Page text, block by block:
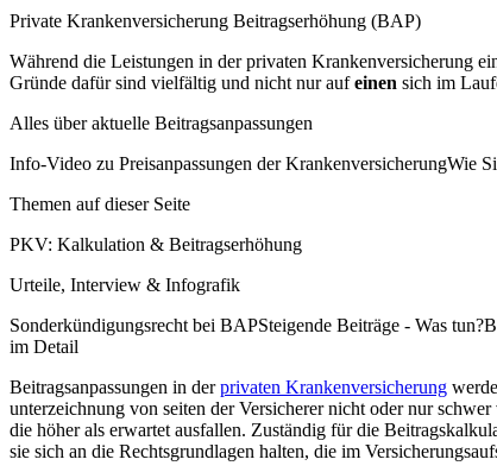
Private Krankenversicherung Beitragserhöhung (BAP)
Während die Leistungen in der privaten Krankenversicherung
Gründe dafür sind vielfältig und nicht nur aufeinen sich im
Alles über aktuelle Beitragsanpassungen
Info-Video zu Preisanpassungen der KrankenversicherungWie
Themen auf dieser Seite
PKV: Kalkulation & Beitragserhöhung
Urteile, Interview & Infografik
Sonderkündigungsrecht bei BAPSteigende Beiträge - Was
im Detail
Beitragsanpassungen in derprivaten Krankenversicherung
unter­zeichnung von seiten der Ver­sicherer nicht oder nur
die höher als erwartet ausfallen. Zuständig für die
sie sich an die Rechtsgrundlagen halten, die im